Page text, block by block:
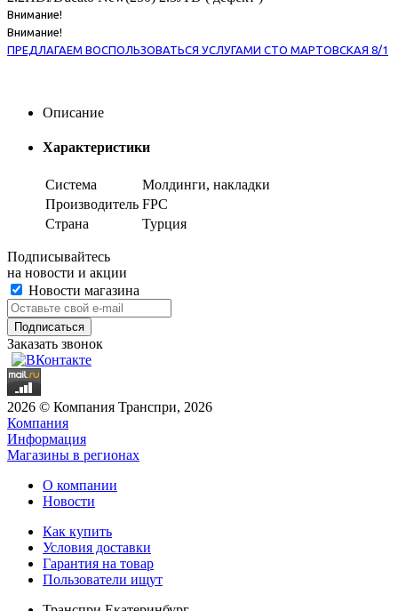
Внимание!
Внимание!
ПРЕДЛАГАЕМ ВОСПОЛЬЗОВАТЬСЯ УСЛУГАМИ СТО МАРТОВСКАЯ 8/1
Описание
Характеристики
Система
Молдинги, накладки
Производитель FPC
Страна
Турция
Подписывайтесь
на новости и акции
Новости магазина
Заказать звонок
2026 © Компания Транспри, 2026
Компания
Информация
Магазины в регионах
О компании
Новости
Как купить
Условия доставки
Гарантия на товар
Пользователи ищут